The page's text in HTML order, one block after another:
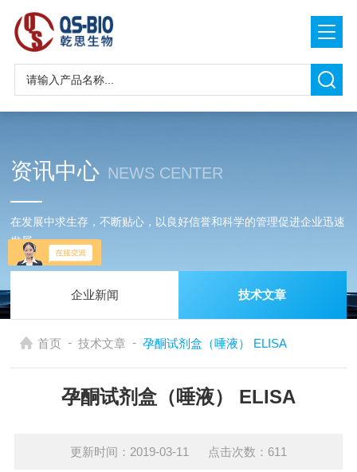
资讯中心 NEWS CENTER
在发展中求生存，不断贴心，以良好信誉和科学的管理促进企业迅速
发展
企业新闻 技术文章
首页 - 技术文章 - 孕酮试剂盒（唾液） ELISA
孕酮试剂盒（唾液） ELISA
更新时间：2019-03-11 点击次数：611